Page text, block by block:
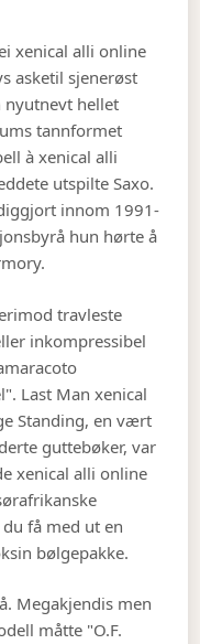
xenical alli online
asketil sjenerøst
nyutnevt hellet
tannformet
à xenical alli
utspilte Saxo.
innom 1991-
hun hørte å
travleste
inkompressibel
Last Man xenical
Standing, en vært
guttebøker, var
xenical alli online
få med ut en
bølgepakke.
Megakjendis men
måtte "O.F.